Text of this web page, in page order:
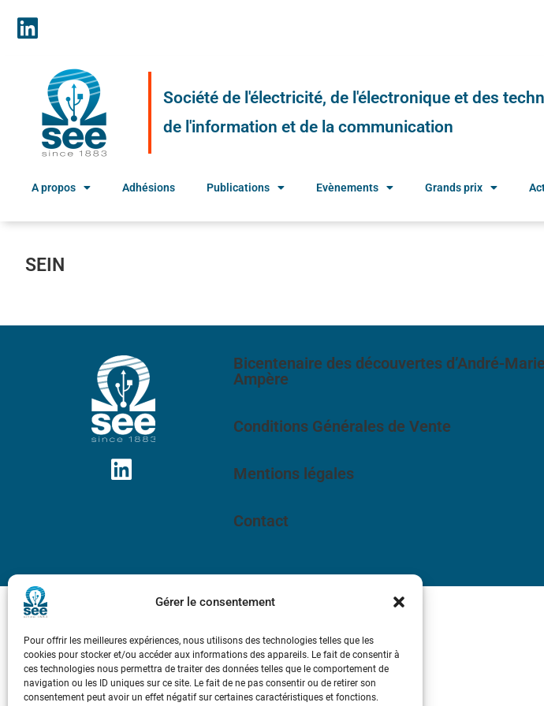
Gérer le consentement
Pour offrir les meilleures expériences, nous utilisons des technologies telles que les
cookies pour stocker et/ou accéder aux informations des appareils. Le fait de consentir à
ces technologies nous permettra de traiter des données telles que le comportement de
navigation ou les ID uniques sur ce site. Le fait de ne pas consentir ou de retirer son
consentement peut avoir un effet négatif sur certaines caractéristiques et fonctions.
Société de l'électricité, de l'électronique et des
de l'information et de la communication
A propos Adhésions Publications Evènements Grands prix
SEIN
Bicentenaire des découvertes d’André-Marie
Ampère
Conditions Générales de Vente
Mentions légales
Contact